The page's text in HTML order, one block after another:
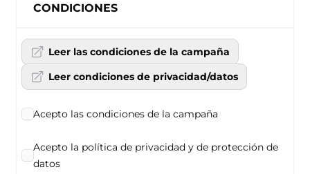
CONDICIONES
Leer las condiciones de la campaña
Leer condiciones de privacidad/datos
Acepto las condiciones de la campaña
Acepto la política de privacidad y de protección de
datos